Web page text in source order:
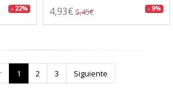
- 22% 4,93€ 5,45€ - 9%
1 2 3 Siguiente